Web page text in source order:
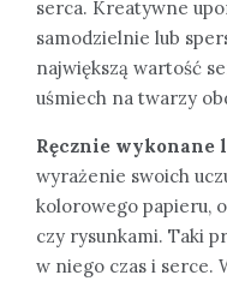
serca. Kreatywne
samodzielnie lub
największą wartość
uśmiech na twarzy
Ręcznie wykonane
wyrażenie swoich
kolorowego papieru,
czy rysunkami. Taki
w niego czas i serce.